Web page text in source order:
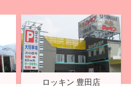
ロッキン 豊田店